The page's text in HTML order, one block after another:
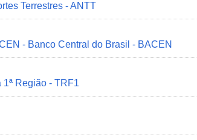
Terrestres - ANTT
- Banco Central do Brasil - BACEN
Região - TRF1